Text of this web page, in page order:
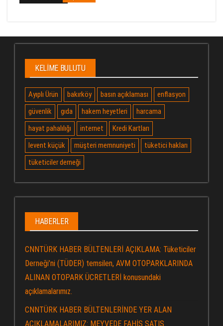
KELIME BULUTU
Ayıplı Ürün bakırköy basın açıklaması
enflasyon
güvenlik
gıda hakem heyetleri
harcama
hayat pahalılığı
internet
Kredi Kartları
levent küçük
müşteri memnuniyeti
tüketici hakları
tüketiciler derneği
HABERLER
CNNTÜRK HABER BÜLTENLERİ AÇIKLAMA: Tüketiciler
Derneği’ni (TÜDER) temsilen, AVM OTOPARKLARINDA
ALINAN OTOPARK ÜCRETLERİ konusundaki
açıklamalarımız.
CNNTÜRK HABER BÜLTENLERİNDE YER ALAN
AÇIKLAMALARIMIZ: MEYVEDE FAHİŞ SATIŞ